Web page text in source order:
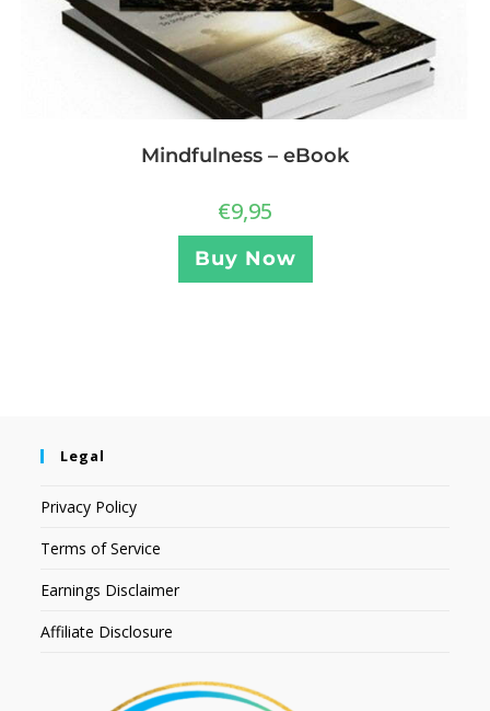
Mindfulness – eBook
€9,95
Buy Now
Legal
Privacy Policy
Terms of Service
Earnings Disclaimer
Affiliate Disclosure